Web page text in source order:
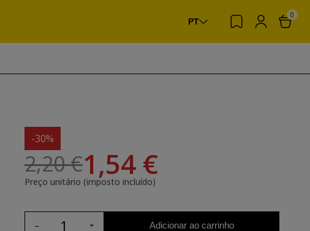
PT
0
-30%
2,20 €1,54 €
Preço unitário (imposto incluído)
Adicionar ao carrinho